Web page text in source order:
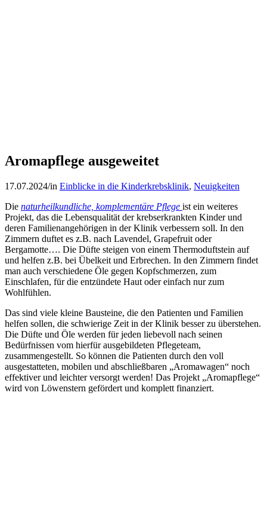
Aromapflege ausgeweitet
17.07.2024/in Einblicke in die Kinderkrebsklinik, Neuigkeiten
Die naturheilkundliche, komplementäre Pflege ist ein weiteres
Projekt, das die Lebensqualität der krebserkrankten Kinder und
deren Familienangehörigen in der Klinik verbessern soll. In den
Zimmern duftet es z.B. nach Lavendel, Grapefruit oder
Bergamotte…. Die Düfte steigen von einem Thermoduftstein auf
und helfen z.B. bei Übelkeit und Erbrechen. In den Zimmern findet
man auch verschiedene Öle gegen Kopfschmerzen, zum
Einschlafen, für die entzündete Haut oder einfach nur zum
Wohlfühlen.
Das sind viele kleine Bausteine, die den Patienten und Familien
helfen sollen, die schwierige Zeit in der Klinik besser zu überstehen.
Die Düfte und Öle werden für jeden liebevoll nach seinen
Bedürfnissen vom hierfür ausgebildeten Pflegeteam,
zusammengestellt. So können die Patienten durch den voll
ausgestatteten, mobilen und abschließbaren „Aromawagen“ noch
effektiver und leichter versorgt werden! Das Projekt „Aromapflege“
wird von Löwenstern gefördert und komplett finanziert.